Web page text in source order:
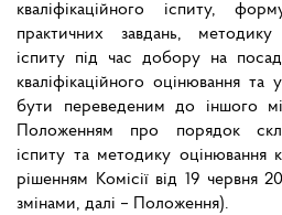
кваліфікаційного іспиту,
практичних завдань, методику
іспиту під час добору на
кваліфікаційного оцінювання та
бути переведеним до іншого
Положенням про порядок
іспиту та методику оцінювання
рішенням Комісії від 19 червня
змінами, далі – Положення).